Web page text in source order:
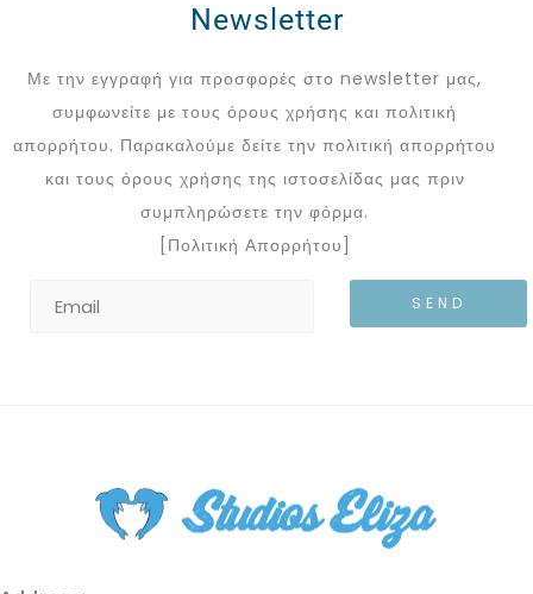
Newsletter
Με την εγγραφή για προσφορές στο newsletter μας,
συμφωνείτε με τους όρους χρήσης και πολιτική
απορρήτου. Παρακαλούμε δείτε την πολιτική απορρήτου
και τους όρους χρήσης της ιστοσελίδας μας πριν
συμπληρώσετε την φόρμα.
[Πολιτική Απορρήτου]